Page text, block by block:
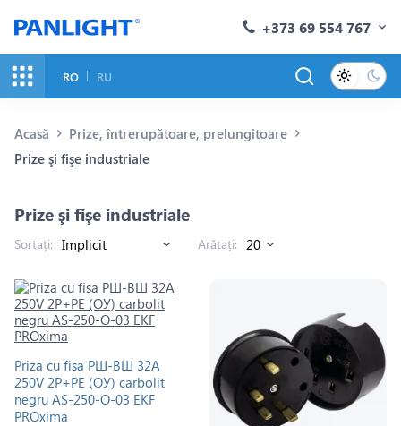
+373 69 554 767
RO RU
Acasă
Prize, întrerupătoare, prelungitoare
Prize şi fişe industriale
Prize şi fişe industriale
Sortați: Arătați:
Priza cu fisa РШ-ВШ 32A
250V 2P+PE (ОУ) carbolit
negru AS-250-O-03 EKF
PROxima